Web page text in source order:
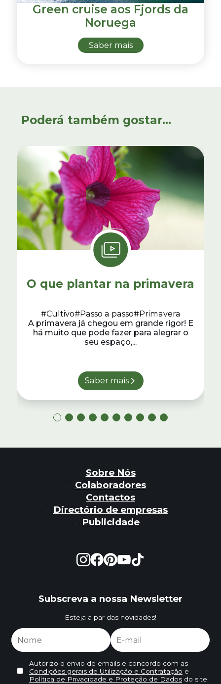
Green cruise aos Fjords da
Noruega
Saber mais
Poderá também gostar...
O que plantar na primavera
#Cultivo#Passo a passo#Primavera
A primavera já chegou em grande rigor! E
há muito que pode fazer para alegrar o
seu espaço,...
Saber mais
Sobre Nós
Colaboradores
Contactos
Directório de empresas
Publicidade
Subscreva a nossa Newsletter
Esteja a par das novidades!
Autorizo o envio de emails e concordo com as
Condições gerais de Utilização e Contratação e
Política de Privacidade e Proteção de Dadosdo site.